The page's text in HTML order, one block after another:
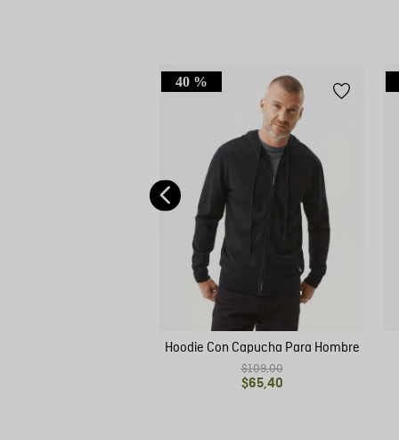
40 %
Hoodie Con Capucha Para Hombre
$109,00
$65,40